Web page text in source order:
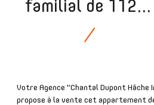
familial de 112...
Votre Agence "Chantal Dupont Hâche
propose à la vente cet appartement